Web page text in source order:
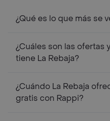
¿Qué es lo que más se
¿Cuáles son las ofertas
tiene La Rebaja?
¿Cuándo La Rebaja
gratis con Rappi?